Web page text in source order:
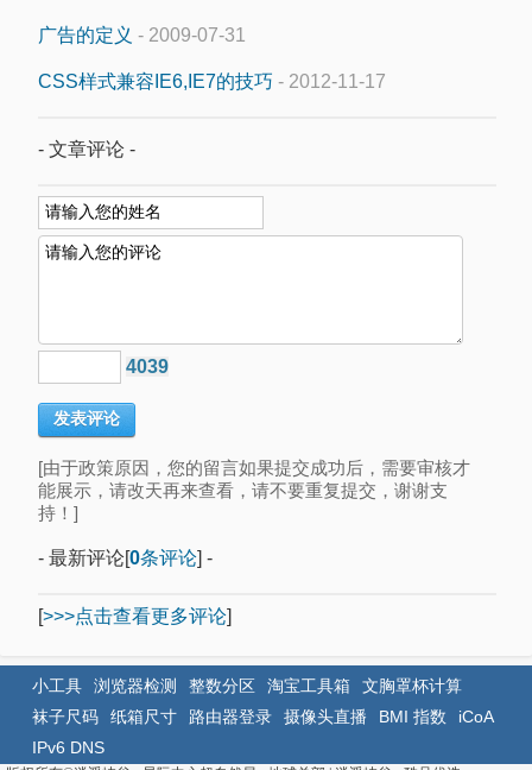
广告的定义 - 2009-07-31
CSS样式兼容IE6,IE7的技巧 - 2012-11-17
- 文章评论 -
4039
[由于政策原因，您的留言如果提交成功后，需要审核才
能展示，请改天再来查看，请不要重复提交，谢谢支
持！]
- 最新评论[0条评论] -
[>>>点击查看更多评论]
小工具 浏览器检测 整数分区 淘宝工具箱
文胸罩杯计算
袜子尺码
纸箱尺寸 路由器登录 摄像头直播 BMI 指数
iCoA
IPv6 DNS